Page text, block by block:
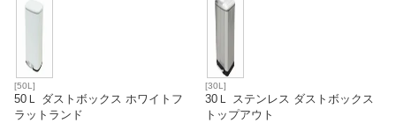
生活用品
[50L]
50Ｌ ダストボックス ホワイトフ
ラットランド
[30L]
30Ｌ ステンレス ダストボックス
トップアウト